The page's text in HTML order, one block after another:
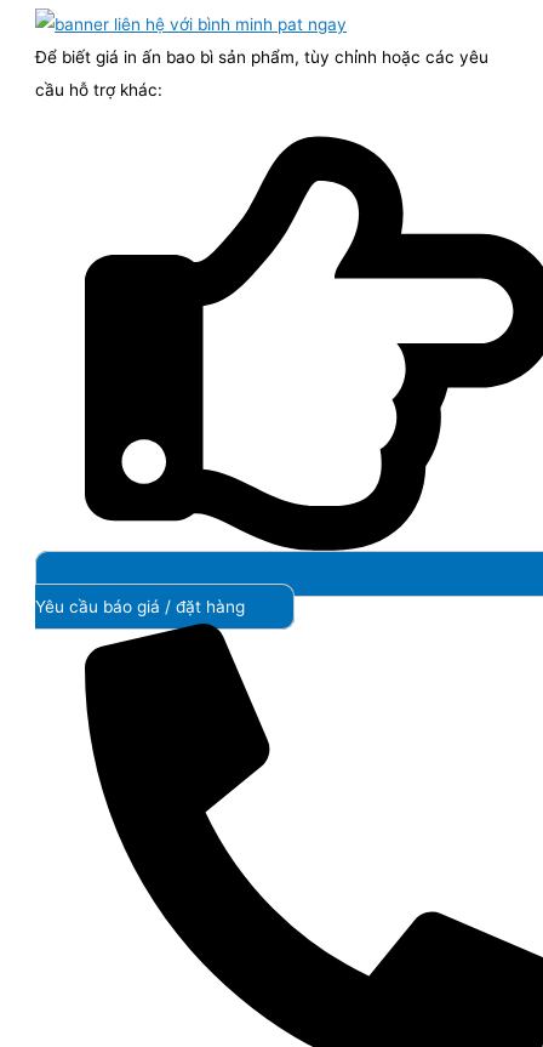
Để biết giá in ấn bao bì sản phẩm, tùy chỉnh hoặc các yêu
cầu hỗ trợ khác:
Yêu cầu báo giá / đặt hàng